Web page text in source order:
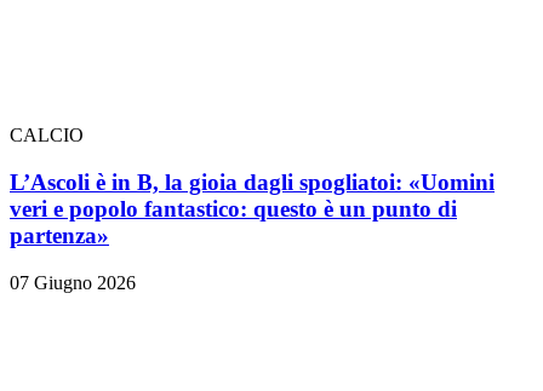
CALCIO
L’Ascoli è in B, la gioia dagli spogliatoi: «Uomini
veri e popolo fantastico: questo è un punto di
partenza»
07 Giugno 2026